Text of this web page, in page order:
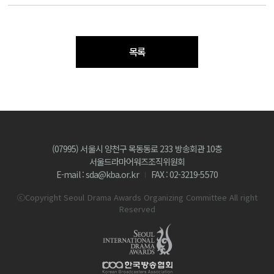
목록
(07995) 서울시 양천구 목동동로 233 방송회관 10층
서울드라마어워즈조직위원회
E-mail : sda@kba.or.kr
FAX : 02-3219-5570
ⓒCopyright Seoul Drama Awards Organizing Committee All right
Reserved